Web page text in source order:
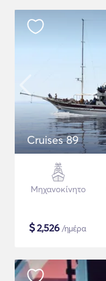
Cruises 89
Μηχανοκίνητο
$2,526 /ημέρα